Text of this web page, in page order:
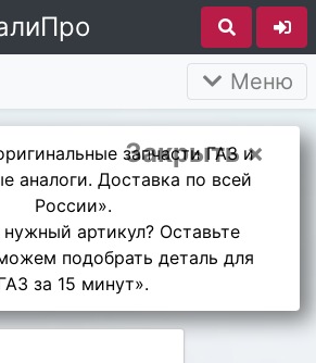
Меню
Закрыть ×
запчасти ГАЗ и
аналоги. Доставка по всей
России».
артикул? Оставьте
подобрать деталь для
за 15 минут».